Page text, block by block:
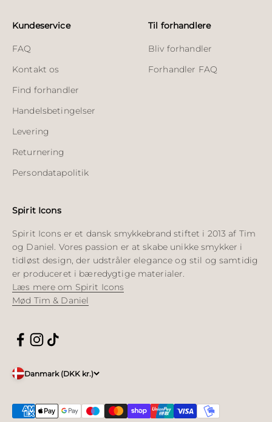
Kundeservice
FAQ
Kontakt os
Find forhandler
Handelsbetingelser
Levering
Returnering
Persondatapolitik
Til forhandlere
Bliv forhandler
Forhandler FAQ
Spirit Icons
Spirit Icons er et dansk smykkebrand stiftet i 2013 af Tim
og Daniel. Vores passion er at skabe unikke smykker i
tidløst design, der udstråler elegance og stil og samtidig
er produceret i bæredygtige materialer.
Læs mere om Spirit Icons
Mød Tim & Daniel
Danmark (DKK kr.)